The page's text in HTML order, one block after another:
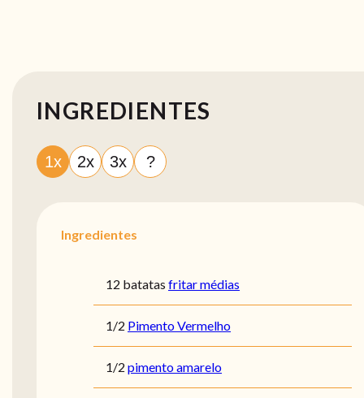
INGREDIENTES
1x 2x 3x ?
Ingredientes
12 batatas fritar médias
1/2 Pimento Vermelho
1/2 pimento amarelo